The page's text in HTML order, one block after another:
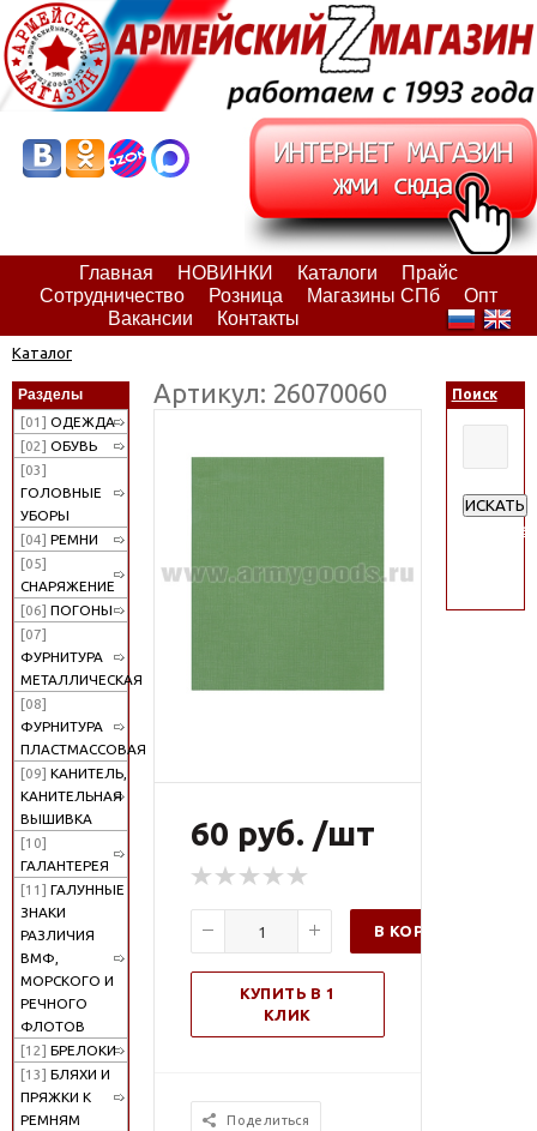
Главная НОВИНКИ Каталоги
Прайс
Сотрудничество
Розница Магазины СПб
Опт
Вакансии
Контакты
Каталог
Разделы
[01] ОДЕЖДА
[02] ОБУВЬ
[03]
ГОЛОВНЫЕ
УБОРЫ
[04] РЕМНИ
[05]
СНАРЯЖЕНИЕ
[06] ПОГОНЫ
[07]
ФУРНИТУРА
МЕТАЛЛИЧЕСКАЯ
[08]
ФУРНИТУРА
ПЛАСТМАССОВАЯ
[09] КАНИТЕЛЬ,
КАНИТЕЛЬНАЯ
ВЫШИВКА
[10]
ГАЛАНТЕРЕЯ
[11] ГАЛУННЫЕ
ЗНАКИ
РАЗЛИЧИЯ
ВМФ,
МОРСКОГО И
РЕЧНОГО
ФЛОТОВ
[12] БРЕЛОКИ
[13] БЛЯХИ И
ПРЯЖКИ К
РЕМНЯМ
Артикул: 26070060
60 руб. /шт
В КОРЗИНУ
КУПИТЬ В 1
КЛИК
Поделиться
Поиск
ИСКАТЬ